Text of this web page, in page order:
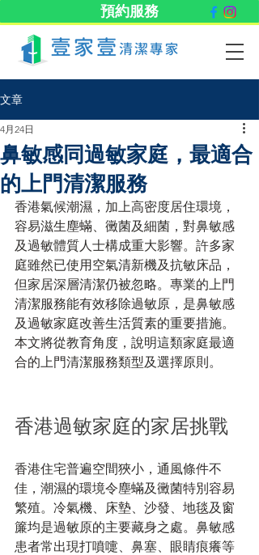
預約服務
文章
鼻敏感同過敏家庭，最適合
的上門清潔服務
4月24日
香港氣候潮濕，加上高密度居住環境，
容易滋生塵蟎、黴菌及細菌，對鼻敏感
及過敏體質人士構成重大影響。許多家
庭雖然已使用空氣清新機及抗敏床品，
但家居深層清潔仍被忽略。專業的上門
清潔服務能有效移除過敏原，是鼻敏感
及過敏家庭改善生活質素的重要措施。
本文將從教育角度，說明這類家庭最適
合的上門清潔服務類型及選擇原則。
香港過敏家庭的家居挑戰
香港住宅普遍空間狹小，通風條件不
佳，潮濕的環境令塵蟎及黴菌特別容易
繁殖。冷氣機、床墊、沙發、地毯及窗
簾均是過敏原的主要藏身之處。鼻敏感
患者常出現打噴嚏、鼻塞、眼睛痕癢等